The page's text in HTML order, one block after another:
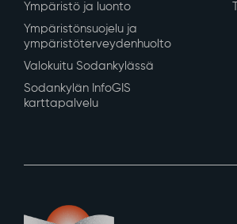
Ympäristö ja luonto
Ympäristönsuojelu ja
ympäristöterveydenhuolto
Valokuitu Sodankylässä
Sodankylän InfoGIS
karttapalvelu